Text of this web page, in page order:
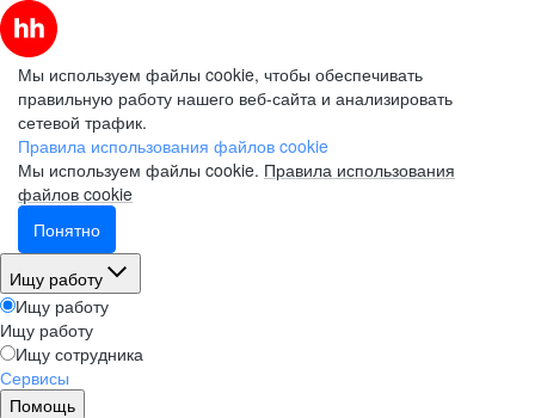
Мы используем файлы cookie, чтобы обеспечивать
правильную работу нашего веб-сайта и анализировать
сетевой трафик.
Правила использования файлов cookie
Мы используем файлы cookie. Правила использования
файлов cookie
Понятно
Ищу работу
Ищу работу
Ищу работу
Ищу сотрудника
Сервисы
Помощь